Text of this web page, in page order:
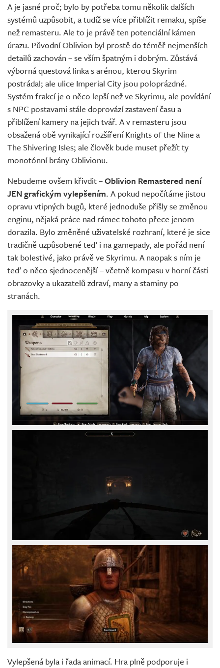
A je jasné proč; bylo by potřeba tomu několik dalších
systémů uzpůsobit, a tudíž se více přiblížit remaku, spíše
než remasteru. Ale to je právě ten potenciální kámen
úrazu. Původní Oblivion byl prostě do téměř nejmenších
detailů zachován – se vším špatným i dobrým. Zůstává
výborná questová linka s arénou, kterou Skyrim
postrádal; ale ulice Imperial City jsou poloprázdné.
Systém frakcí je o něco lepší než ve Skyrimu, ale povídání
s NPC postavami stále doprovází zastavení času a
přiblížení kamery na jejich tvář. A v remasteru jsou
obsažená obě vynikající rozšíření Knights of the Nine a
The Shivering Isles; ale člověk bude muset přežít ty
monotónní brány Oblivionu.
Nebudeme ovšem křivdit –Oblivion Remastered není
JEN grafickým vylepšením. A pokud nepočítáme jistou
opravu vtipných bugů, které jednoduše přišly se změnou
enginu, nějaká práce nad rámec tohoto přece jenom
dorazila. Bylo změněné uživatelské rozhraní, které je sice
tradičně uzpůsobené teď i na gamepady, ale pořád není
tak bolestivé, jako právě ve Skyrimu. A naopak s ním je
teď o něco sjednocenější – včetně kompasu v horní části
obrazovky a ukazatelů zdraví, many a staminy po
stranách.
Vylepšená byla i řada animací. Hra plně podporuje i